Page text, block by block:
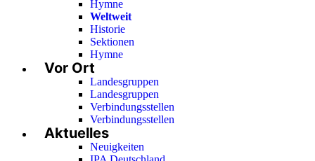
Hymne
Weltweit
Historie
Sektionen
Hymne
Vor Ort
Landesgruppen
Landesgruppen
Verbindungsstellen
Verbindungsstellen
Aktuelles
Neuigkeiten